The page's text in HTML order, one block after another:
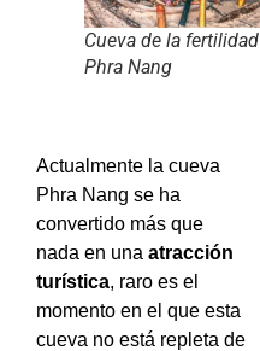
Cueva de la fertilidad
Phra Nang
Actualmente la cueva
Phra Nang se ha
convertido más que
nada en una atracción
turística, raro es el
momento en el que esta
cueva no está repleta de